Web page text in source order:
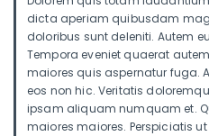
dicta aperiam quibusdam
doloribus sunt deleniti. Autem
Tempora eveniet quaerat
maiores quis aspernatur fuga.
eos non hic. Veritatis
ipsam aliquam numquam et.
maiores maiores. Perspiciatis